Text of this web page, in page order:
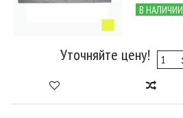
В НАЛИЧИИ
Уточняйте цену!